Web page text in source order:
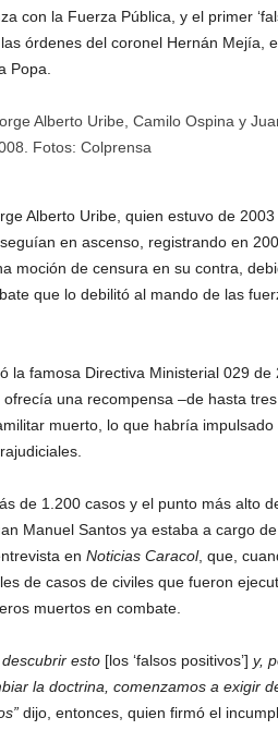
con la Fuerza Pública, y el primer
órdenes del coronel Hernán Mejía,
Popa.
Alberto Uribe, quien estuvo de
seguían en ascenso, registrando en
moción de censura en su contra,
que lo debilitó al mando de las
la famosa Directiva Ministerial 029
una recompensa –de hasta
muerto, lo que habría
de 1.200 casos y el punto más alto
Manuel Santos ya estaba a cargo
en Noticias Caracol, que,
de casos de civiles que fueron
muertos en combate.
esto[los ‘falsos positivos’] y,
la doctrina, comenzamos a exigir
dijo, entonces, quien firmó el